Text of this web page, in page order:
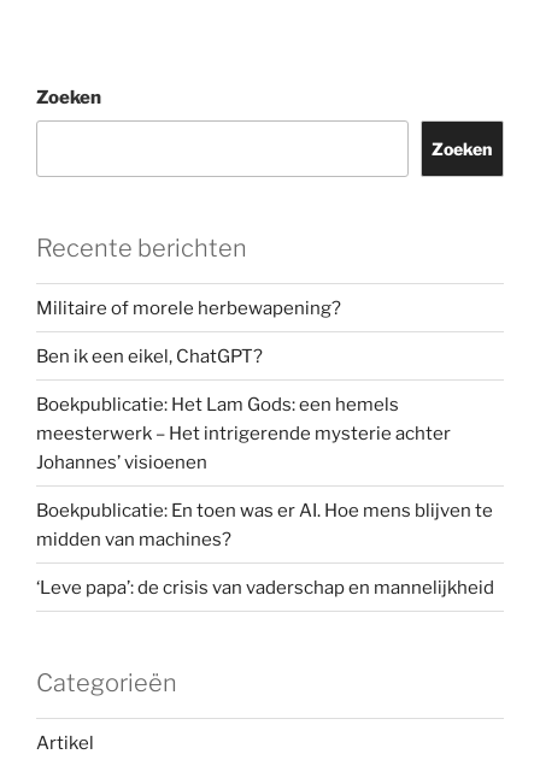
aanscherpen,
we
zijn
verloren”
Zoeken
Zoeken
Recente berichten
Militaire of morele herbewapening?
Ben ik een eikel, ChatGPT?
Boekpublicatie: Het Lam Gods: een hemels
meesterwerk – Het intrigerende mysterie achter
Johannes’ visioenen
Boekpublicatie: En toen was er AI. Hoe mens blijven te
midden van machines?
‘Leve papa’: de crisis van vaderschap en mannelijkheid
Categorieën
Artikel